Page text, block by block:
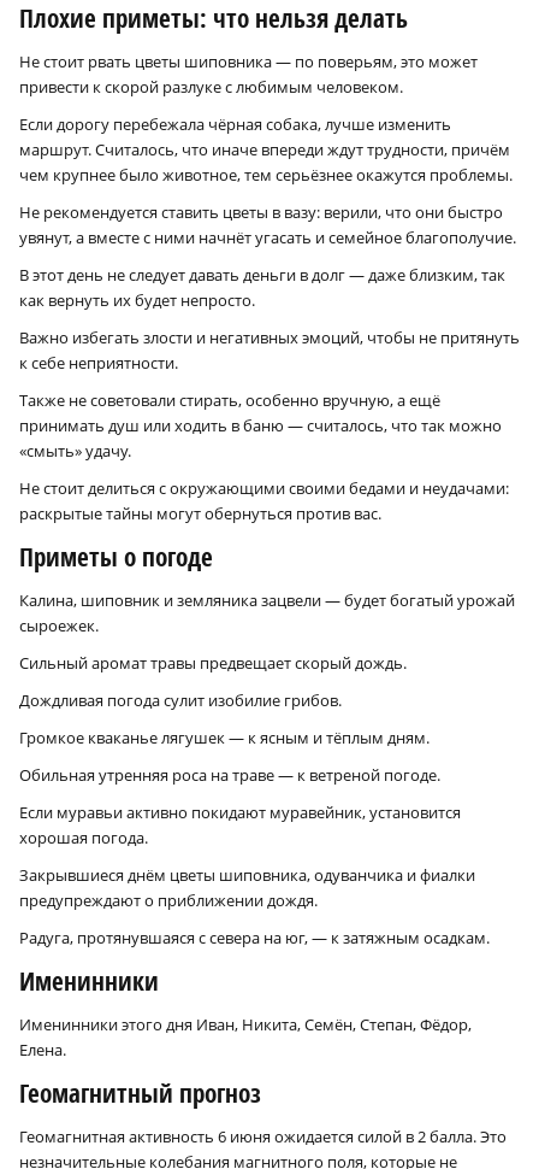
Плохие приметы: что нельзя делать
Не стоит рвать цветы шиповника — по поверьям, это может
привести к скорой разлуке с любимым человеком.
Если дорогу перебежала чёрная собака, лучше изменить
маршрут. Считалось, что иначе впереди ждут трудности, причём
чем крупнее было животное, тем серьёзнее окажутся проблемы.
Не рекомендуется ставить цветы в вазу: верили, что они быстро
увянут, а вместе с ними начнёт угасать и семейное благополучие.
В этот день не следует давать деньги в долг — даже близким, так
как вернуть их будет непросто.
Важно избегать злости и негативных эмоций, чтобы не притянуть
к себе неприятности.
Также не советовали стирать, особенно вручную, а ещё
принимать душ или ходить в баню — считалось, что так можно
«смыть» удачу.
Не стоит делиться с окружающими своими бедами и неудачами:
раскрытые тайны могут обернуться против вас.
Приметы о погоде
Калина, шиповник и земляника зацвели — будет богатый урожай
сыроежек.
Сильный аромат травы предвещает скорый дождь.
Дождливая погода сулит изобилие грибов.
Громкое кваканье лягушек — к ясным и тёплым дням.
Обильная утренняя роса на траве — к ветреной погоде.
Если муравьи активно покидают муравейник, установится
хорошая погода.
Закрывшиеся днём цветы шиповника, одуванчика и фиалки
предупреждают о приближении дождя.
Радуга, протянувшаяся с севера на юг, — к затяжным осадкам.
Именинники
Именинники этого дня Иван, Никита, Семён, Степан, Фёдор,
Елена.
Геомагнитный прогноз
Геомагнитная активность 6 июня ожидается силой в 2 балла. Это
незначительные колебания магнитного поля, которые не